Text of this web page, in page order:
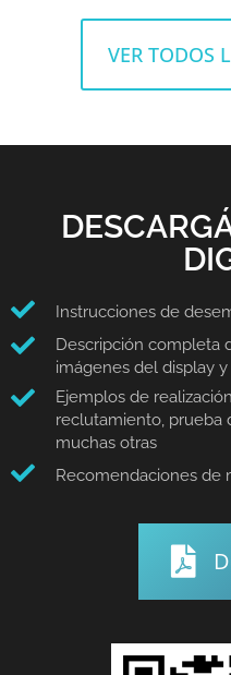
VER TODOS
Instrucciones de
Descripción completa
imágenes del display
Ejemplos de
reclutamiento, prueba
muchas otras
Recomendaciones de